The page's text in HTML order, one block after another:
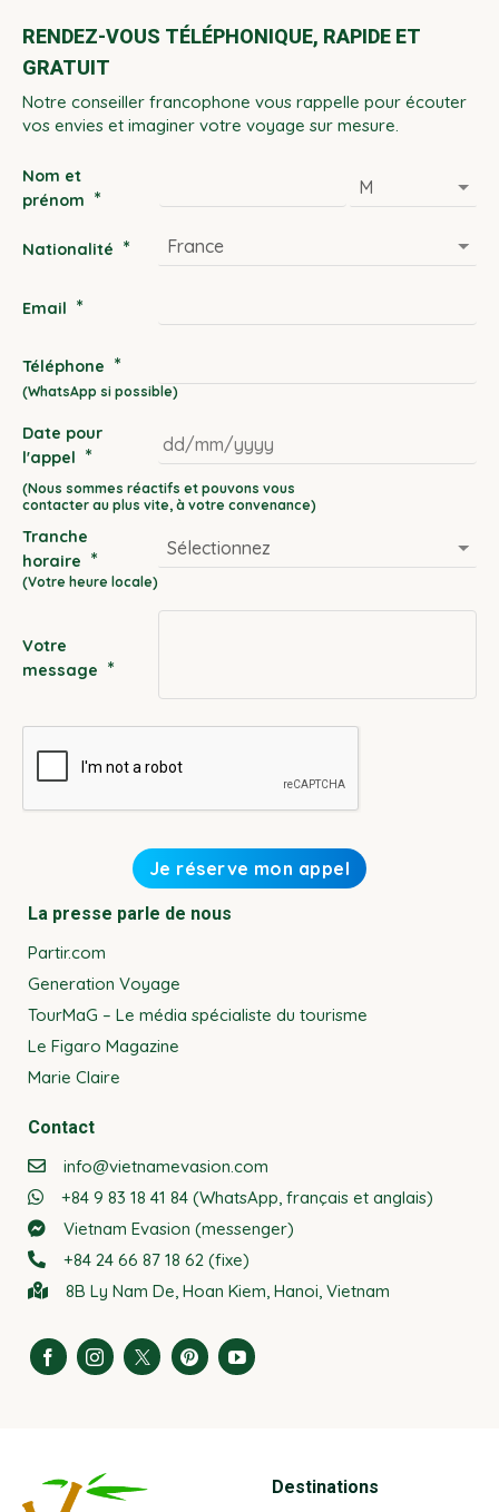
RENDEZ-VOUS TÉLÉPHONIQUE, RAPIDE ET
GRATUIT
Notre conseiller francophone vous rappelle pour écouter
vos envies et imaginer votre voyage sur mesure.
Nom et
prénom *
Nationalité *
Email *
Téléphone *
Date pour
l'appel *
DD
slash
MM
slash
Tranche
horaire *
Votre
message *
La presse parle de nous
Partir.com
Generation Voyage
TourMaG – Le média spécialiste du tourisme
Le Figaro Magazine
Marie Claire
Contact
info@vietnamevasion.com
+84 9 83 18 41 84 (WhatsApp, français et anglais)
Vietnam Evasion (messenger)
+84 24 66 87 18 62 (fixe)
8B Ly Nam De, Hoan Kiem, Hanoi, Vietnam
Destinations